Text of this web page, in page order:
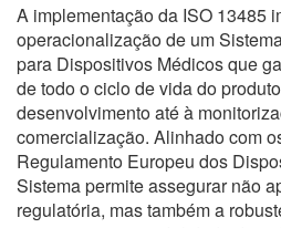
A implementação da ISO 13485
operacionalização de um
para Dispositivos Médicos que
de todo o ciclo de vida do
desenvolvimento até à
comercialização. Alinhado com
Regulamento Europeu dos
Sistema permite assegurar não
regulatória, mas também a